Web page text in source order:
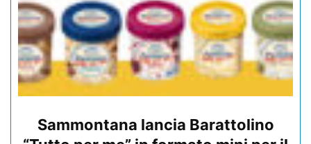
Sammontana lancia Barattolino